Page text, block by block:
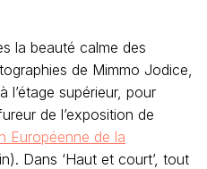
la beauté calme des
de Mimmo Jodice,
l’étage supérieur, pour
de l’exposition de
Européenne de la
Dans ‘Haut et court’, tout